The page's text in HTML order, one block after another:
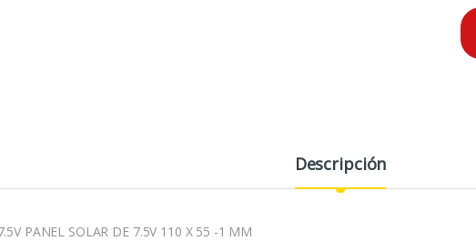
Descripción
PANEL SOLAR DE 7.5V 110 X 55 -1 MM